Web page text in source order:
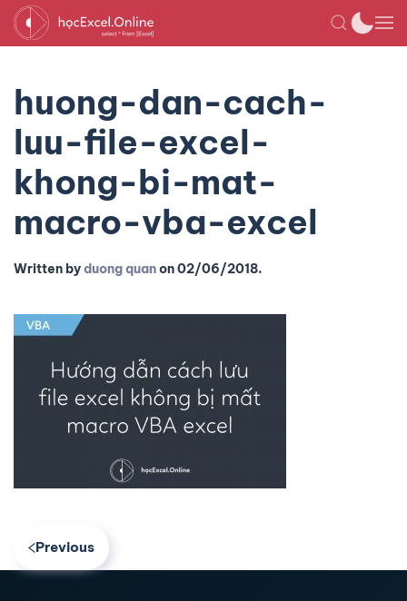
huong-dan-cach-
luu-file-excel-
khong-bi-mat-
macro-vba-excel
Written byduong quanon02/06/2018.
Previous